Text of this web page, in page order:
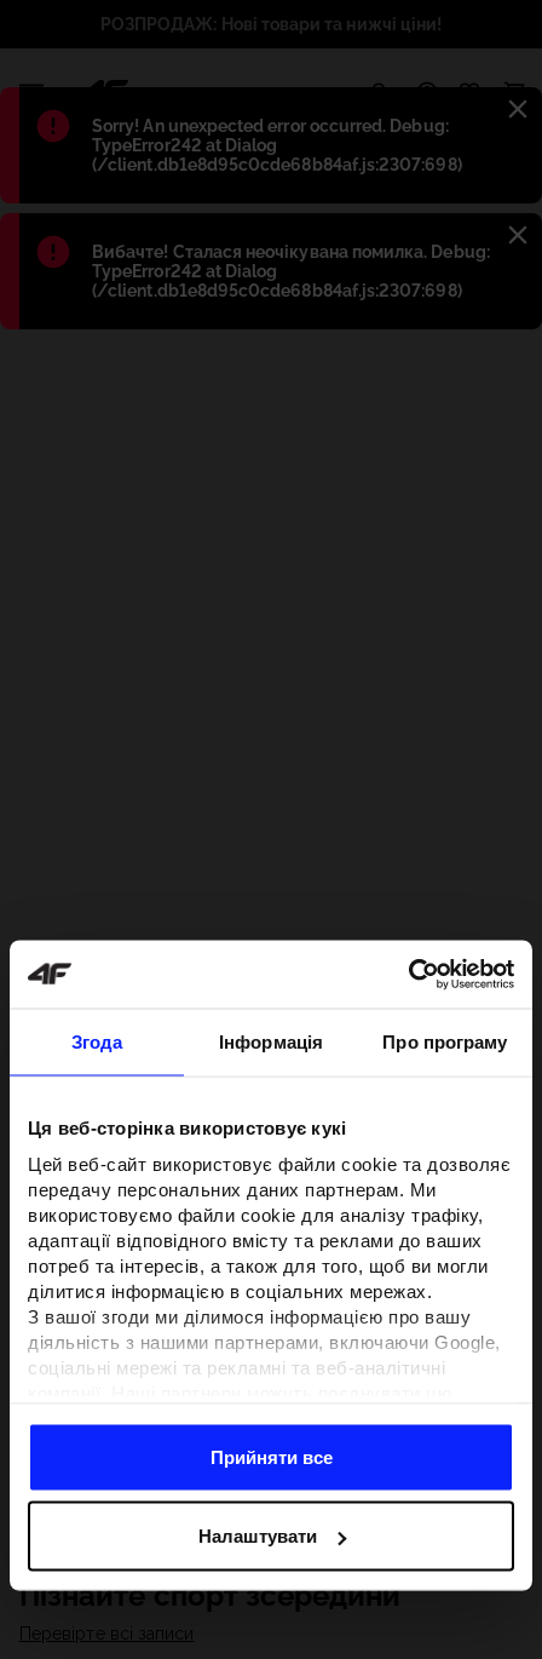
Згода Інформація Про програму
Ця веб-сторінка використовує кукі
Цей веб-сайт використовує файли cookie та дозволяє
передачу персональних даних партнерам. Ми
використовуємо файли cookie для аналізу трафіку,
адаптації відповідного вмісту та реклами до ваших
потреб та інтересів, а також для того, щоб ви могли
ділитися інформацією в соціальних мережах.
З вашої згоди ми ділимося інформацією про вашу
діяльність з нашими партнерами, включаючи Google,
соціальні мережі та рекламні та веб-аналітичні
отримують у результаті використання вами їхніх
послуг.З вашої згоди ми також можемо ділитися
з метою націлювання та покращення відображення
відповідної онлайн-реклами, проведення аналітики,
відповідності вмісту та вдосконалення рішень, які
пропонують наші партнери (наприклад, соціальні
мережі). Детальну інформацію можна знайти в нашій
Прийняти все
Налаштувати
Błąd:
Sorry! An unexpected error occurred. Debug:
TypeError242 at Dialog
(/client.db1e8d95c0cde68b84af.js:2307:698)
Błąd:
Вибачте! Сталася неочікувана помилка. Debug:
TypeError242 at Dialog
(/client.db1e8d95c0cde68b84af.js:2307:698)
РОЗПРОДАЖ: Нові товари та нижчі ціни!
Пізнайте спорт зсередини
Перевірте всі записи